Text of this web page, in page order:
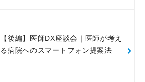
【後編】医師DX座談会｜医師が考え
る病院へのスマートフォン提案法